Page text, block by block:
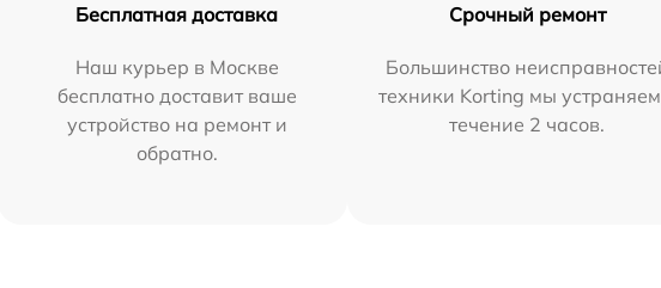
Бесплатная доставка
Наш курьер в Москве
бесплатно доставит ваше
устройство на ремонт и
обратно.
Срочный ремонт
Большинство
техники Korting мы
течение 2 часов.